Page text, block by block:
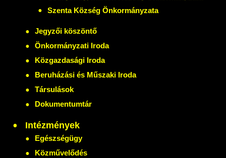
Szenta Község Önkormányzata
Jegyzői köszöntő
Önkormányzati Iroda
Közgazdasági Iroda
Beruházási és Műszaki Iroda
Társulások
Dokumentumtár
Intézmények
Egészségügy
Közművelődés